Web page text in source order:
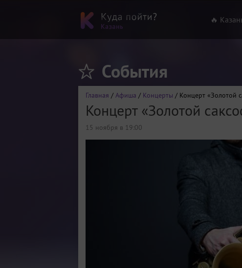
🔥
События
Главная / Афиша / Концерты / Концерт «Золотой
Концерт «Золотой
15 ноября в 19:00